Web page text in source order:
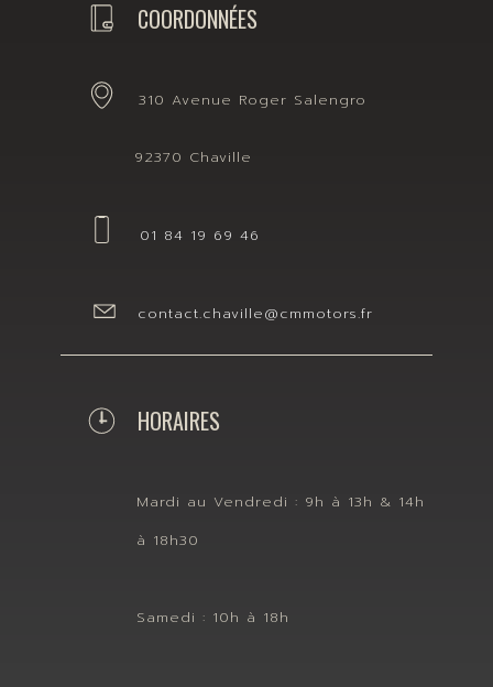
COORDONNÉES
310 Avenue Roger Salengro
92370 Chaville
01 84 19 69 46
contact.chaville@cmmotors.fr
HORAIRES
Mardi au Vendredi : 9h à 13h & 14h
à 18h30
Samedi : 10h à 18h